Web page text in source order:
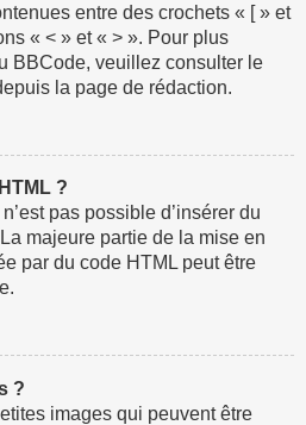
entre des crochets « [ » et
« < » et « > ». Pour plus
BBCode, veuillez consulter le
la page de rédaction.
?
pas possible d’insérer du
majeure partie de la mise en
par du code HTML peut être
?
images qui peuvent être